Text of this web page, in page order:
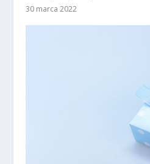
30 marca 2022